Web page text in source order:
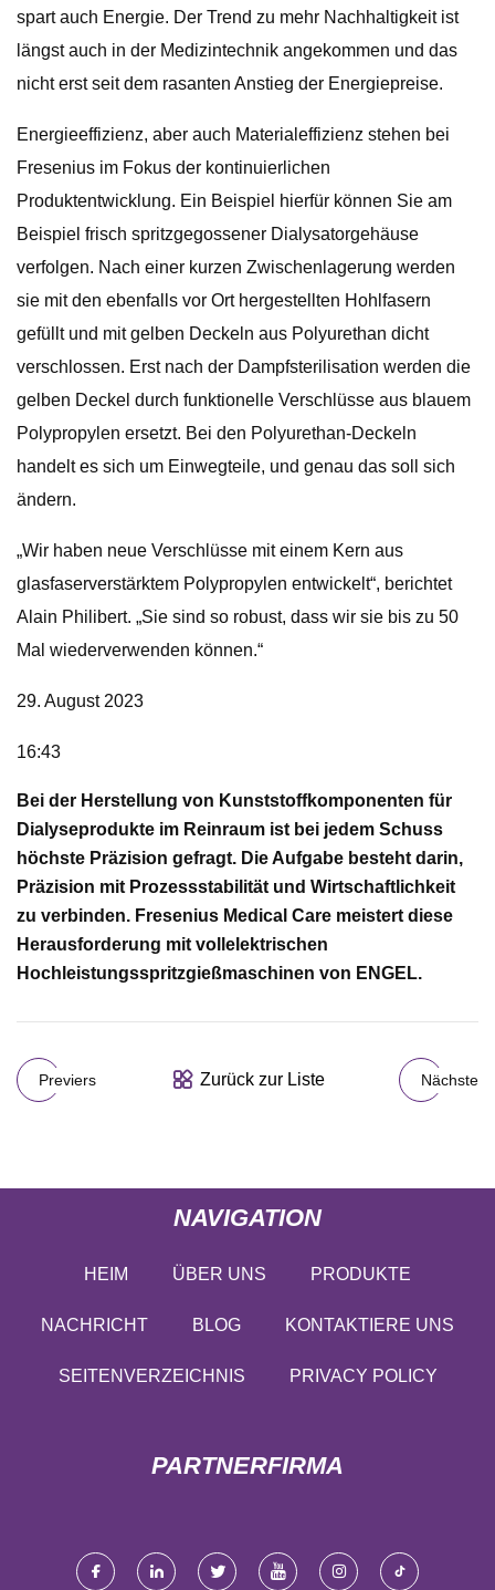
spart auch Energie. Der Trend zu mehr Nachhaltigkeit ist
längst auch in der Medizintechnik angekommen und das
nicht erst seit dem rasanten Anstieg der Energiepreise.
Energieeffizienz, aber auch Materialeffizienz stehen bei
Fresenius im Fokus der kontinuierlichen
Produktentwicklung. Ein Beispiel hierfür können Sie am
Beispiel frisch spritzgegossener Dialysatorgehäuse
verfolgen. Nach einer kurzen Zwischenlagerung werden
sie mit den ebenfalls vor Ort hergestellten Hohlfasern
gefüllt und mit gelben Deckeln aus Polyurethan dicht
verschlossen. Erst nach der Dampfsterilisation werden die
gelben Deckel durch funktionelle Verschlüsse aus blauem
Polypropylen ersetzt. Bei den Polyurethan-Deckeln
handelt es sich um Einwegteile, und genau das soll sich
ändern.
„Wir haben neue Verschlüsse mit einem Kern aus
glasfaserverstärktem Polypropylen entwickelt“, berichtet
Alain Philibert. „Sie sind so robust, dass wir sie bis zu 50
Mal wiederverwenden können.“
29. August 2023
16:43
Bei der Herstellung von Kunststoffkomponenten für
Dialyseprodukte im Reinraum ist bei jedem Schuss
höchste Präzision gefragt. Die Aufgabe besteht darin,
Präzision mit Prozessstabilität und Wirtschaftlichkeit
zu verbinden. Fresenius Medical Care meistert diese
Herausforderung mit vollelektrischen
Hochleistungsspritzgießmaschinen von ENGEL.
Previers Zurück zur Liste Nächste
NAVIGATION
HEIM ÜBER UNS PRODUKTE
NACHRICHT BLOG KONTAKTIERE UNS
SEITENVERZEICHNIS PRIVACY POLICY
PARTNERFIRMA